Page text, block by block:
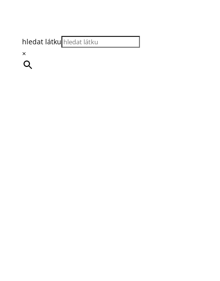
hledat látku
×